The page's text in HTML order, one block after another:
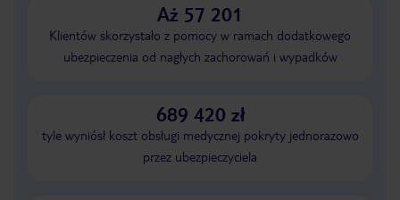
Aż 57 201
Klientów skorzystało z pomocy w ramach dodatkowego
ubezpieczenia od nagłych zachorowań i wypadków
689 420 zł
tyle wyniósł koszt obsługi medycznej pokryty jednorazowo
przez ubezpieczyciela